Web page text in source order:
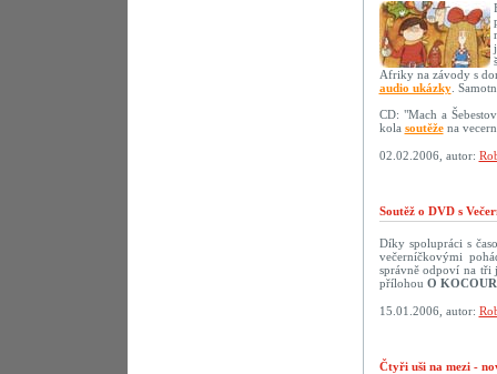
Afriky na závody s
audio ukázky.
CD: "Mach a
kola soutěžena
02.02.2006, autor:
Soutěž o DVD s
Díky spolupráci s
večerníčkovými
správně odpoví na tři
přílohou O
15.01.2006, autor:
Čtyři uši na mezi -